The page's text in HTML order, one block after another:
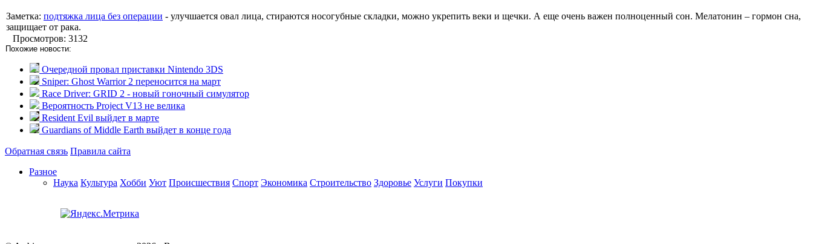
Заметка: подтяжка лица без операции - улучшается овал лица, стираются носогубные складки, можно укрепить веки и щечки. А еще очень важен полноценный сон. Мелатонин – гормон сна,
защищает от рака.
Просмотров: 3132
Похожие новости:
Очередной провал приставки Nintendo 3DS
Sniper: Ghost Warrior 2 переносится на март
Race Driver: GRID 2 - новый гоночный симулятор
Вероятность Project V13 не велика
Resident Evil выйдет в марте
Guardians of Middle Earth выйдет в конце года
Обратная связь Правила сайта
Разное
Наука Культура Хобби Уют Происшествия Спорт Экономика Строительство Здоровье Услуги Покупки